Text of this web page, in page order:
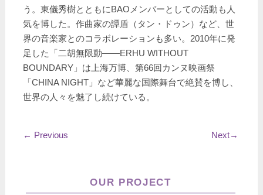
う。東儀秀樹とともにBAOメンバーとしての活動も人
気を博した。作曲家の譚盾（タン・ドゥン）など、世
界の音楽家とのコラボレーションも多い。2010年に発
足した「二胡無限動――ERHU WITHOUT
BOUNDARY」は上海万博、第66回カンヌ映画祭
「CHINA NIGHT」など華麗な国際舞台で絶賛を博し、
世界の人々を魅了し続けている。
← Previous Next→
OUR PROJECT